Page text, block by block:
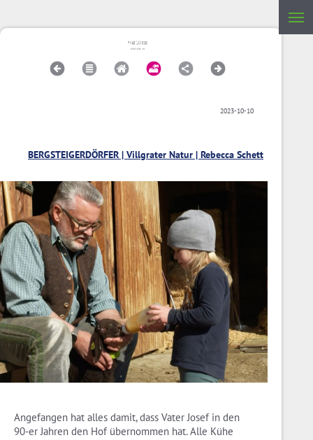
2023-10-10
BERGSTEIGERDÖRFER | Villgrater Natur | Rebecca Schett
Angefangen hat alles damit, dass Vater Josef in den
90-er Jahren den Hof übernommen hat. Alle Kühe